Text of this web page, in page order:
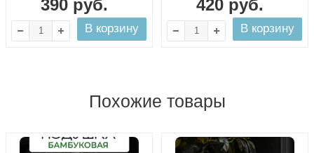
390 руб.
В корзину
420 руб.
В корзину
Похожие товары